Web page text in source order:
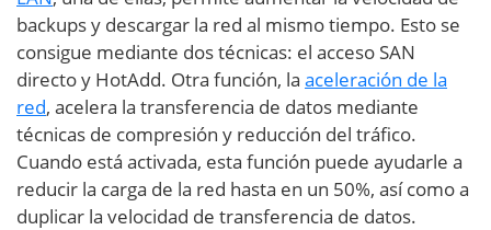
backups y descargar la red al mismo tiempo. Esto se
consigue mediante dos técnicas: el acceso SAN
directo y HotAdd. Otra función, la aceleración de la
red, acelera la transferencia de datos mediante
técnicas de compresión y reducción del tráfico.
Cuando está activada, esta función puede ayudarle a
reducir la carga de la red hasta en un 50%, así como a
duplicar la velocidad de transferencia de datos.